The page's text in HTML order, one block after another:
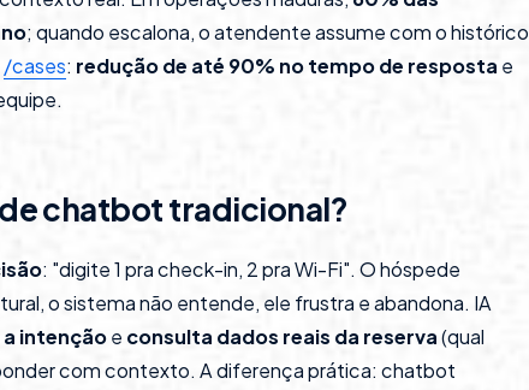
; quando escalona, o atendente assume com o histórico
/cases: redução de até 90% no tempo de resposta e
chatbot tradicional?
: "digite 1 pra check-in, 2 pra Wi-Fi". O hóspede
o sistema não entende, ele frustra e abandona. IA
intençãoe consulta dados reais da reserva(qual
com contexto. A diferença prática: chatbot